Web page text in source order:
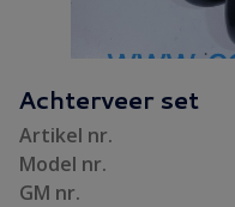
Achterveer set
Artikel nr.
Model nr.
GM nr.